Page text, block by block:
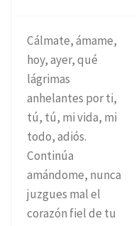
Cálmate, ámame,
hoy, ayer, qué
lágrimas
anhelantes por ti,
tú, tú, mi vida, mi
todo, adiós.
Continúa
amándome, nunca
juzgues mal el
corazón fiel de tu